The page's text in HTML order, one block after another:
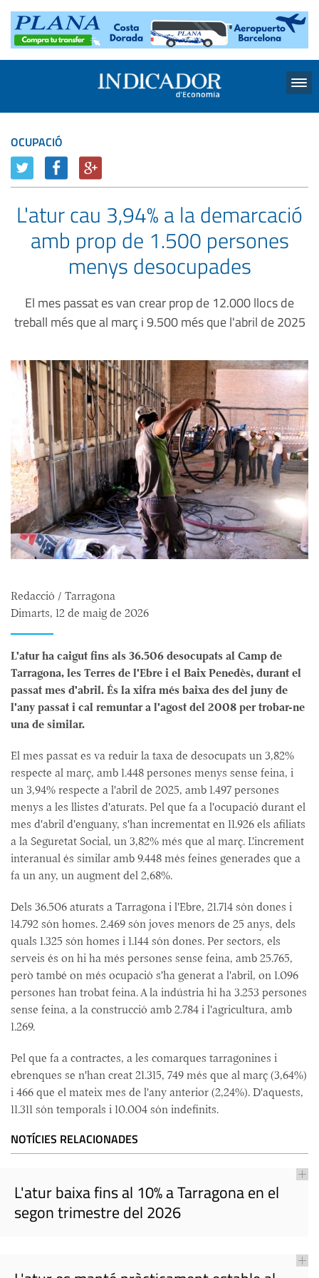
OCUPACIÓ
L'atur cau 3,94% a la demarcació
amb prop de 1.500 persones
menys desocupades
El mes passat es van crear prop de 12.000 llocs de
treball més que al març i 9.500 més que l'abril de 2025
Redacció / Tarragona
Dimarts, 12 de maig de 2026
L'atur ha caigut fins als 36.506 desocupats al Camp de
Tarragona, les Terres de l'Ebre i el Baix Penedès, durant el
passat mes d'abril. És la xifra més baixa des del juny de
l'any passat i cal remuntar a l'agost del 2008 per trobar-ne
una de similar.
El mes passat es va reduir la taxa de desocupats un 3,82%
respecte al març, amb 1.448 persones menys sense feina, i
un 3,94% respecte a l'abril de 2025, amb 1.497 persones
menys a les llistes d'aturats. Pel que fa a l'ocupació durant el
mes d'abril d'enguany, s'han incrementat en 11.926 els afiliats
a la Seguretat Social, un 3,82% més que al març. L'increment
interanual és similar amb 9.448 més feines generades que a
fa un any, un augment del 2,68%.
Dels 36.506 aturats a Tarragona i l'Ebre, 21.714 són dones i
14.792 són homes. 2.469 són joves menors de 25 anys, dels
quals 1.325 són homes i 1.144 són dones. Per sectors, els
serveis és on hi ha més persones sense feina, amb 25.765,
però també on més ocupació s'ha generat a l'abril, on 1.096
persones han trobat feina. A la indústria hi ha 3.253 persones
sense feina, a la construcció amb 2.784 i l'agricultura, amb
1.269.
Pel que fa a contractes, a les comarques tarragonines i
ebrenques se n'han creat 21.315, 749 més que al març (3,64%)
i 466 que el mateix mes de l'any anterior (2,24%). D'aquests,
11.311 són temporals i 10.004 són indefinits.
NOTÍCIES RELACIONADES
L'atur baixa fins al 10% a Tarragona en el
segon trimestre del 2026